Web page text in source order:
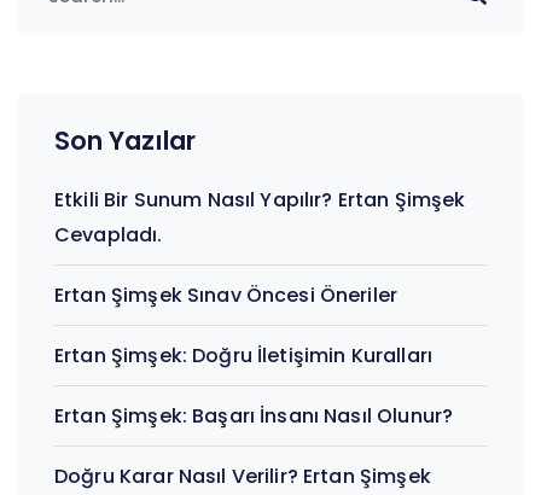
Son Yazılar
Etkili Bir Sunum Nasıl Yapılır? Ertan Şimşek
Cevapladı.
Ertan Şimşek Sınav Öncesi Öneriler
Ertan Şimşek: Doğru İletişimin Kuralları
Ertan Şimşek: Başarı İnsanı Nasıl Olunur?
Doğru Karar Nasıl Verilir? Ertan Şimşek